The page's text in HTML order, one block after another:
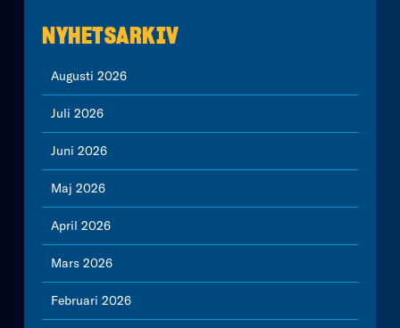
NYHETSARKIV
Augusti 2026
Juli 2026
Juni 2026
Maj 2026
April 2026
Mars 2026
Februari 2026